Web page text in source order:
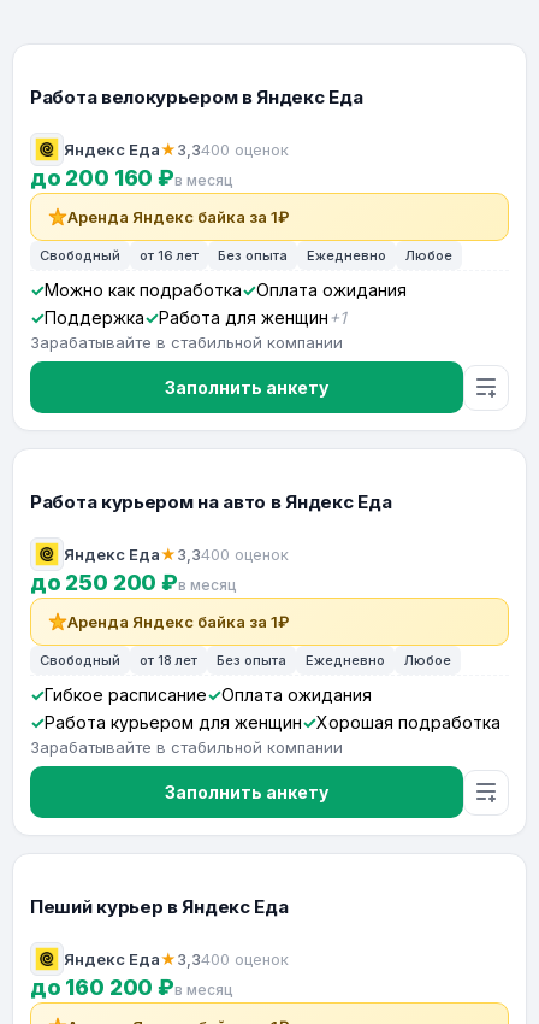
Работа велокурьером в Яндекс Еда
Яндекс Еда★3,3400 оценок
до 200 160 ₽в месяц
Аренда Яндекс байка за 1₽
Свободный от 16 лет Без опыта Ежедневно Любое
Можно как подработка
Оплата ожидания
Поддержка
Работа для женщин +1
Зарабатывайте в стабильной компании
Заполнить анкету
Работа курьером на авто в Яндекс Еда
Яндекс Еда★3,3400 оценок
до 250 200 ₽в месяц
Аренда Яндекс байка за 1₽
Свободный от 18 лет Без опыта Ежедневно Любое
Гибкое расписание
Оплата ожидания
Работа курьером для женщин
Хорошая подработка
Зарабатывайте в стабильной компании
Заполнить анкету
Пеший курьер в Яндекс Еда
Яндекс Еда★3,3400 оценок
до 160 200 ₽в месяц